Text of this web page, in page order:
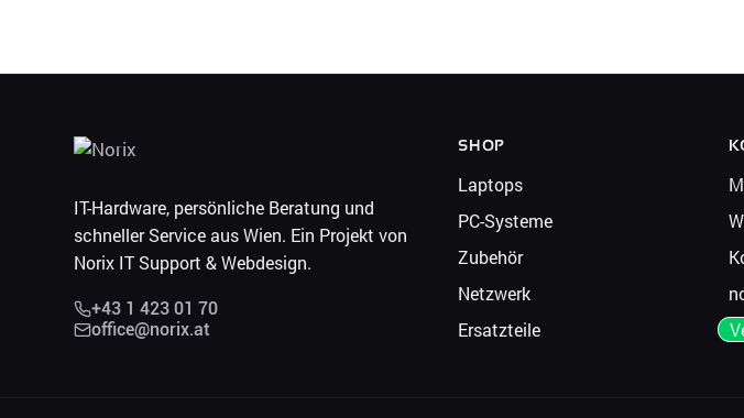
IT-Hardware, persönliche Beratung und
schneller Service aus Wien. Ein Projekt von
Norix IT Support & Webdesign.
+43 1 423 01 70
office@norix.at
SHOP
Laptops
PC-Systeme
Zubehör
Netzwerk
Ersatzteile